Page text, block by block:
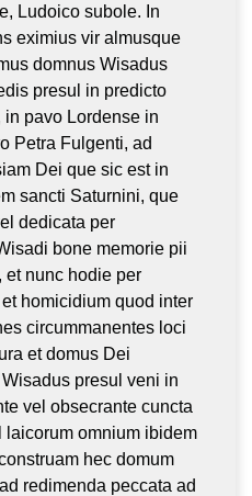
Ludoico subole. In
eximius vir almusque
domnus Wisadus
presul in predicto
pavo Lordense in
Petra Fulgenti, ad
Dei que sic est in
sancti Saturnini, que
dedicata per
bone memorie pii
et nunc hodie per
homicidium quod inter
circummanentes loci
et domus Dei
presul veni in
vel obsecrante cuncta
laicorum omnium ibidem
hec domum
redimenda peccata ad